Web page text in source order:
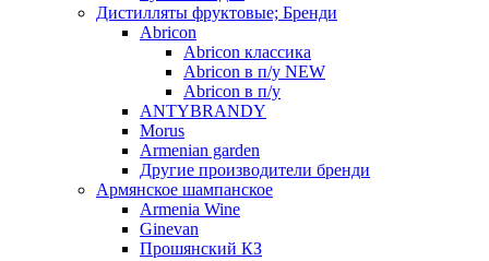
Дистилляты фруктовые; Бренди
Abricon
Abricon классика
Abricon в п/у NEW
Abricon в п/у
ANTYBRANDY
Morus
Armenian garden
Другие производители бренди
Армянское шампанское
Armenia Wine
Ginevan
Прошянский КЗ